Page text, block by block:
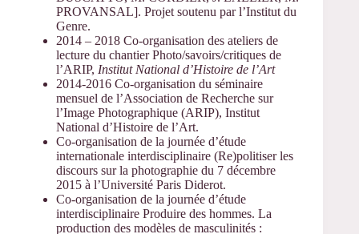
PROVANSAL]. Projet soutenu par l’Institut du
Genre.
2014 – 2018 Co-organisation des ateliers de
lecture du chantier Photo/savoirs/critiques de
l’ARIP, Institut National d’Histoire de l’Art
2014-2016 Co-organisation du séminaire
mensuel de l’Association de Recherche sur
l’Image Photographique (ARIP), Institut
National d’Histoire de l’Art.
Co-organisation de la journée d’étude
internationale interdisciplinaire (Re)politiser les
discours sur la photographie du 7 décembre
2015 à l’Université Paris Diderot.
Co-organisation de la journée d’étude
interdisciplinaire Produire des hommes. La
production des modèles de masculinités :